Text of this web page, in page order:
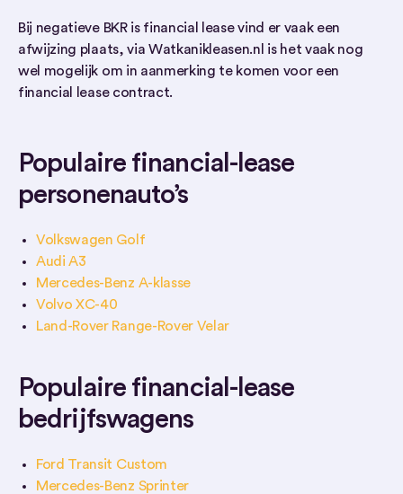
Bij negatieve BKR is financial lease vind er vaak een
afwijzing plaats, via Watkanikleasen.nl is het vaak nog
wel mogelijk om in aanmerking te komen voor een
financial lease contract.
Populaire financial-lease
personenauto’s
Volkswagen Golf
Audi A3
Mercedes-Benz A-klasse
Volvo XC-40
Land-Rover Range-Rover Velar
Populaire financial-lease
bedrijfswagens
Ford Transit Custom
Mercedes-Benz Sprinter